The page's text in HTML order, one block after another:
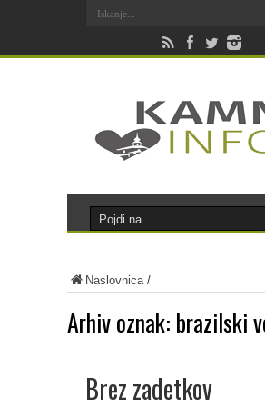
Naslovnica/
Arhiv oznak: brazilski
Brez zadetkov